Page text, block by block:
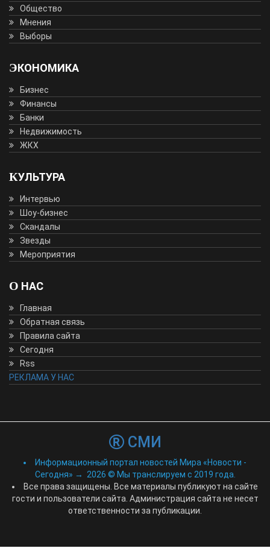
Общество
Мнения
Выборы
ЭКОНОМИКА
Бизнес
Финансы
Банки
Недвижимость
ЖКХ
КУЛЬТУРА
Интервью
Шоу-бизнес
Скандалы
Звезды
Мероприятия
О НАС
Главная
Обратная связь
Правила сайта
Сегодня
Rss
РЕКЛАМА У НАС
СМИ
Информационный портал новостей Мира «Новости -
Сегодня» → 2026 © Мы транслируем с 2019 года.
Все права защищены. Все материалы публикуют на сайте
гости и пользователи сайта. Администрация сайта не несет
ответственности за публикации.